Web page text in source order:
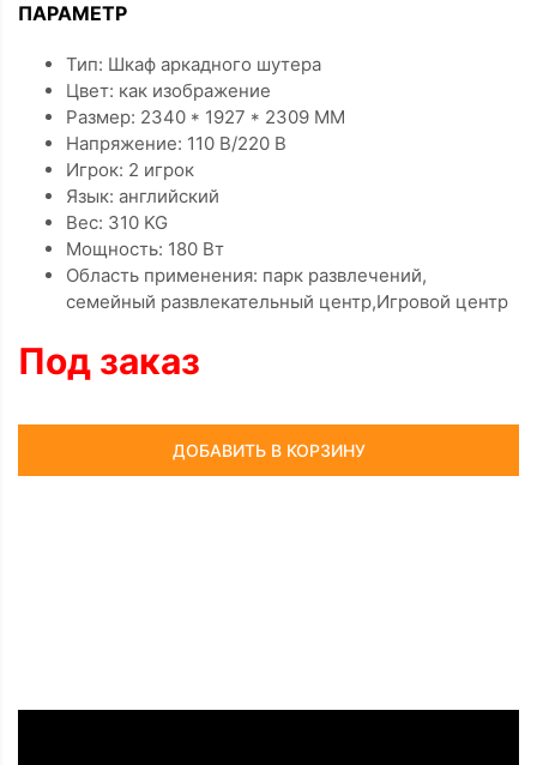
ПАРАМЕТР
Тип: Шкаф аркадного шутера
Цвет: как изображение
Размер: 2340 * 1927 * 2309 MM
Напряжение: 110 В/220 В
Игрок: 2 игрок
Язык: английский
Вес: 310 KG
Мощность: 180 Вт
Область применения: парк развлечений,
семейный развлекательный центр,Игровой центр
Под заказ
ДОБАВИТЬ В КОРЗИНУ